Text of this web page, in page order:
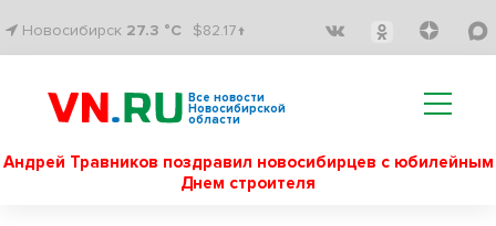
Новосибирск 27.3 °C $82.17↑
Все новости
Новосибирской
области
Андрей Травников поздравил новосибирцев с юбилейным
Днем строителя